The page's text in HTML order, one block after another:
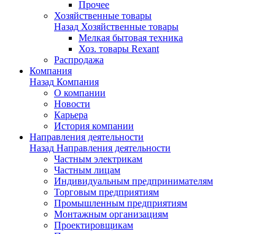
Прочее
Хозяйственные товары
Назад Хозяйственные товары
Мелкая бытовая техника
Хоз. товары Rexant
Распродажа
Компания
Назад Компания
О компании
Новости
Карьера
История компании
Направления деятельности
Назад Направления деятельности
Частным электрикам
Частным лицам
Индивидуальным предпринимателям
Торговым предприятиям
Промышленным предприятиям
Монтажным организациям
Проектировщикам